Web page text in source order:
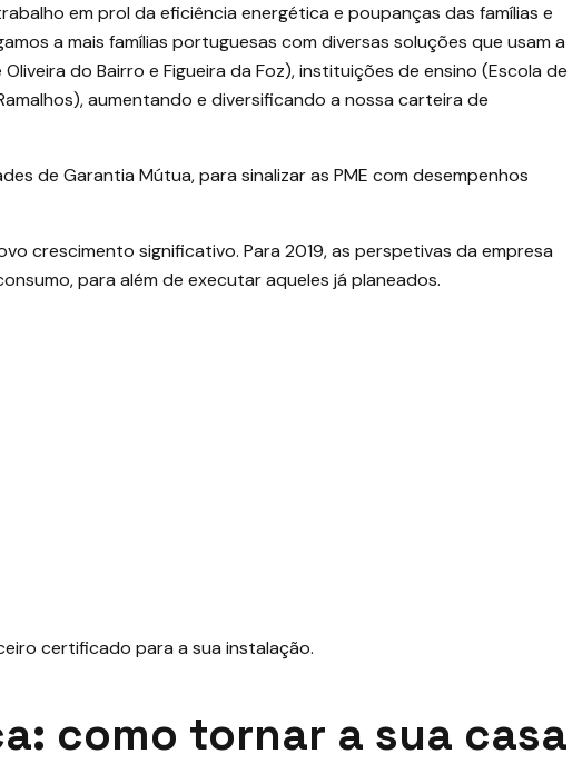
em prol da eficiência energética e poupanças das famílias e
a mais famílias portuguesas com diversas soluções que usam a
do Bairro e Figueira da Foz), instituições de ensino (Escola de
aumentando e diversificando a nossa carteira de
de Garantia Mútua, para sinalizar as PME com desempenhos
crescimento significativo. Para 2019, as perspetivas da empresa
para além de executar aqueles já planeados.
como tornar a sua casa